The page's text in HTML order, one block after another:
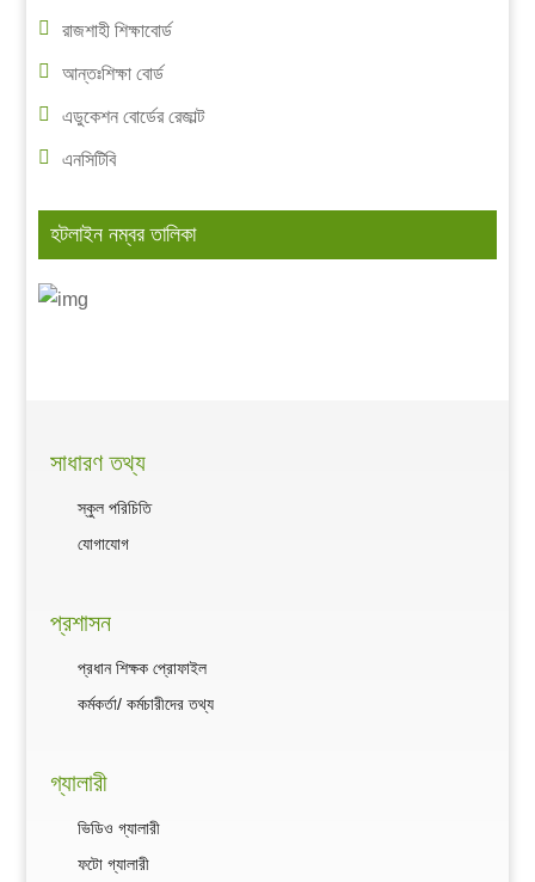
রাজশাহী শিক্ষাবোর্ড
আন্তঃশিক্ষা বোর্ড
এডুকেশন বোর্ডের রেজাল্ট
এনসিটিবি
হটলাইন নম্বর তালিকা
সাধারণ তথ্য
স্কুল পরিচিতি
যোগাযোগ
প্রশাসন
প্রধান শিক্ষক প্রোফাইল
কর্মকর্তা/ কর্মচারীদের তথ্য
গ্যালারী
ভিডিও গ্যালারী
ফটো গ্যালারী